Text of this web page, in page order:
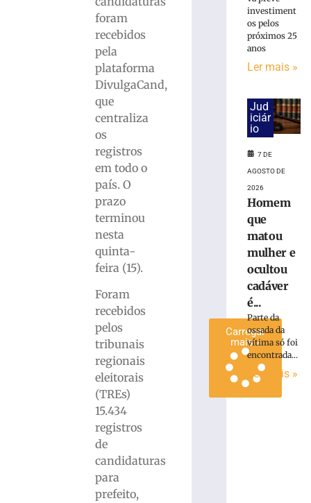
foram
recebidos
pela
plataforma
DivulgaCand,
que
centraliza
os
registros
em todo o
país. O
prazo
terminou
nesta
quinta-
feira (15).
Foram
recebidos
pelos
tribunais
regionais
eleitorais
(TREs)
15.434
registros
de
candidaturas
para
prefeito,
define
candidatos
Brusque
disputar
Carregar
mais »
investiment
os pelos
próximos 25
anos
Ler mais »
Jud
iciár
io
7 DE
AGOSTO DE
2026
Homem
que
matou
mulher e
ocultou
cadáver
é...
Parte da
ossada da
vítima só foi
encontrada...
Ler mais »